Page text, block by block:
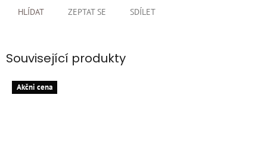
ZEPTAT SE
HLÍDAT SDÍLET
Související produkty
Akčni cena